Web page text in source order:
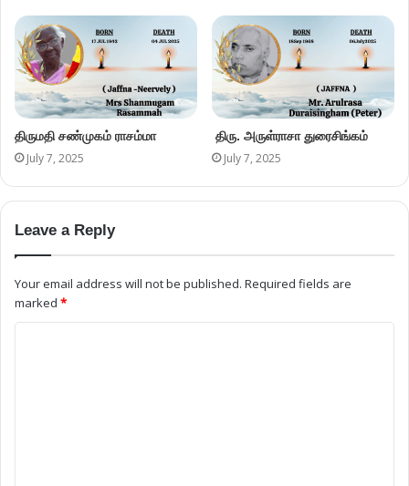
திருமதி சண்முகம் ராசம்மா
July 7, 2025
திரு. அருள்ராசா துரைசிங்கம்
July 7, 2025
Leave a Reply
Your email address will not be published. Required fields are
marked *